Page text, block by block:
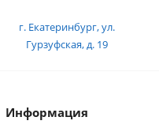
г. Екатеринбург, ул.
Гурзуфская, д. 19
Информация